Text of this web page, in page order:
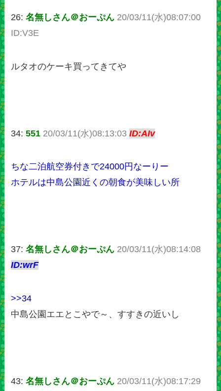
26:名無しさん＠おーぷん 20/03/11(水)08:07:00
ID:V3E
ルタオのケーキ買ってきてや
34:551 20/03/11(水)08:13:03ID:AIv
ちな二泊航空券付きで24000円なーりー
ホテルは中島公園近くの朝食が美味しい所
37:名無しさん＠おーぷん 20/03/11(水)08:14:08
ID:wrF
>>34
中島公園エエとこやで～、すすきの近いし
43:名無しさん＠おーぷん 20/03/11(水)08:17:29